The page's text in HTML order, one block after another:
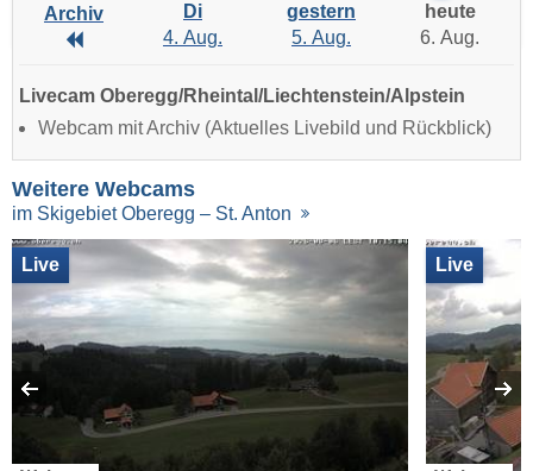
Archiv
Archiv
Di
4. Aug.
gestern
5. Aug.
heute
6. Aug.
Livecam Oberegg/Rheintal/Liechtenstein/Alpstein
Webcam mit Archiv (Aktuelles Livebild und Rückblick)
Weitere Webcams
im Skigebiet Oberegg – St. Anton
Live Live